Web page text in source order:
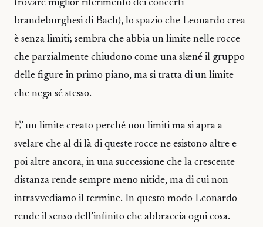
trovare miglior riferimento dei concerti
brandeburghesi di Bach), lo spazio che Leonardo crea
è senza limiti; sembra che abbia un limite nelle rocce
che parzialmente chiudono come una skené il gruppo
delle figure in primo piano, ma si tratta di un limite
che nega sé stesso.
E’ un limite creato perché non limiti ma si apra a
svelare che al di là di queste rocce ne esistono altre e
poi altre ancora, in una successione che la crescente
distanza rende sempre meno nitide, ma di cui non
intravvediamo il termine. In questo modo Leonardo
rende il senso dell’infinito che abbraccia ogni cosa.